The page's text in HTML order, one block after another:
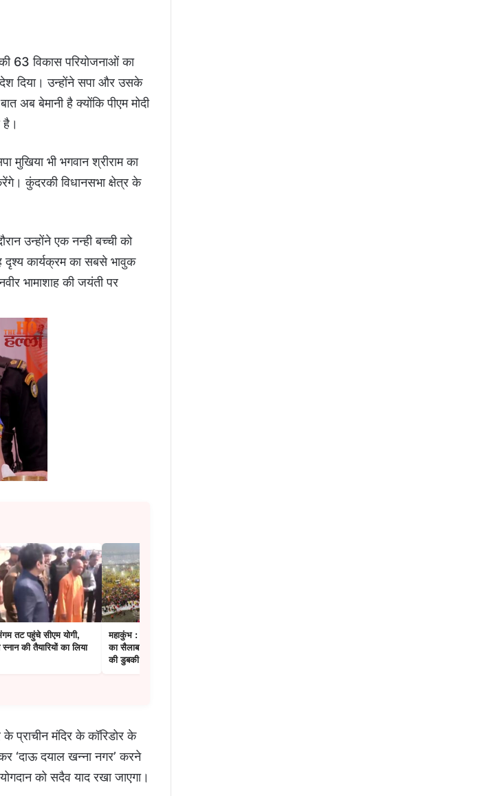
63 विकास परियोजनाओं का
दिया। उन्होंने सपा और उसके
अब बेमानी है क्योंकि पीएम मोदी
है।
मुखिया भी भगवान श्रीराम का
कुंदरकी विधानसभा क्षेत्र के
उन्होंने एक नन्ही बच्ची को
दृश्य कार्यक्रम का सबसे भावुक
भामाशाह की जयंती पर
तट पहुंचे सीएम योगी,
की तैयारियों का लिया
महाकुंभ : संगम तट पर उमड़ा श्रद्धालुओं
का सैलाब, पौष पूर्णिमा पर लगाई आस्था
की डुबकी
के प्राचीन मंदिर के कॉरिडोर के
‘दाऊ दयाल खन्ना नगर’ करने
को सदैव याद रखा जाएगा।